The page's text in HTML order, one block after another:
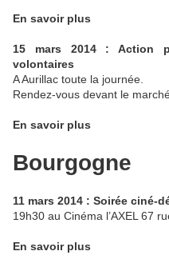
En savoir plus
15 mars 2014 : Action
volontaires
A Aurillac toute la journée.
Rendez-vous devant le
En savoir plus
Bourgogne
11 mars 2014 : Soirée ciné-
19h30 au Cinéma l’AXEL 67
En savoir plus